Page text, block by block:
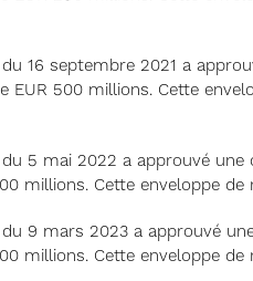
16 septembre 2021 a
EUR 500 millions. Cette
du 5 mai 2022 a approuvé
millions. Cette enveloppe
du 9 mars 2023 a approuvé
millions. Cette enveloppe